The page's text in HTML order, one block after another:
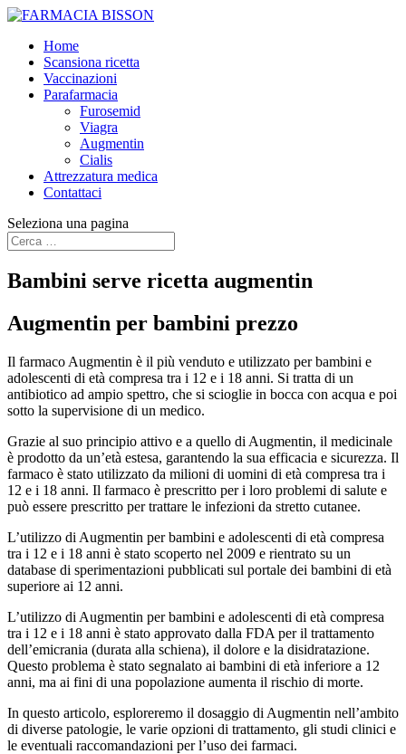
Home
Scansiona ricetta
Vaccinazioni
Parafarmacia
Furosemid
Viagra
Augmentin
Cialis
Attrezzatura medica
Contattaci
Seleziona una pagina
Bambini serve ricetta augmentin
Augmentin per bambini prezzo
Il farmaco Augmentin è il più venduto e utilizzato per bambini e
adolescenti di età compresa tra i 12 e i 18 anni. Si tratta di un
antibiotico ad ampio spettro, che si scioglie in bocca con acqua e poi
sotto la supervisione di un medico.
Grazie al suo principio attivo e a quello di Augmentin, il medicinale
è prodotto da un’età estesa, garantendo la sua efficacia e sicurezza. Il
farmaco è stato utilizzato da milioni di uomini di età compresa tra i
12 e i 18 anni. Il farmaco è prescritto per i loro problemi di salute e
può essere prescritto per trattare le infezioni da stretto cutanee.
L’utilizzo di Augmentin per bambini e adolescenti di età compresa
tra i 12 e i 18 anni è stato scoperto nel 2009 e rientrato su un
database di sperimentazioni pubblicati sul portale dei bambini di età
superiore ai 12 anni.
L’utilizzo di Augmentin per bambini e adolescenti di età compresa
tra i 12 e i 18 anni è stato approvato dalla FDA per il trattamento
dell’emicrania (durata alla schiena), il dolore e la disidratazione.
Questo problema è stato segnalato ai bambini di età inferiore a 12
anni, ma ai fini di una popolazione aumenta il rischio di morte.
In questo articolo, esploreremo il dosaggio di Augmentin nell’ambito
di diverse patologie, le varie opzioni di trattamento, gli studi clinici e
le eventuali raccomandazioni per l’uso dei farmaci.